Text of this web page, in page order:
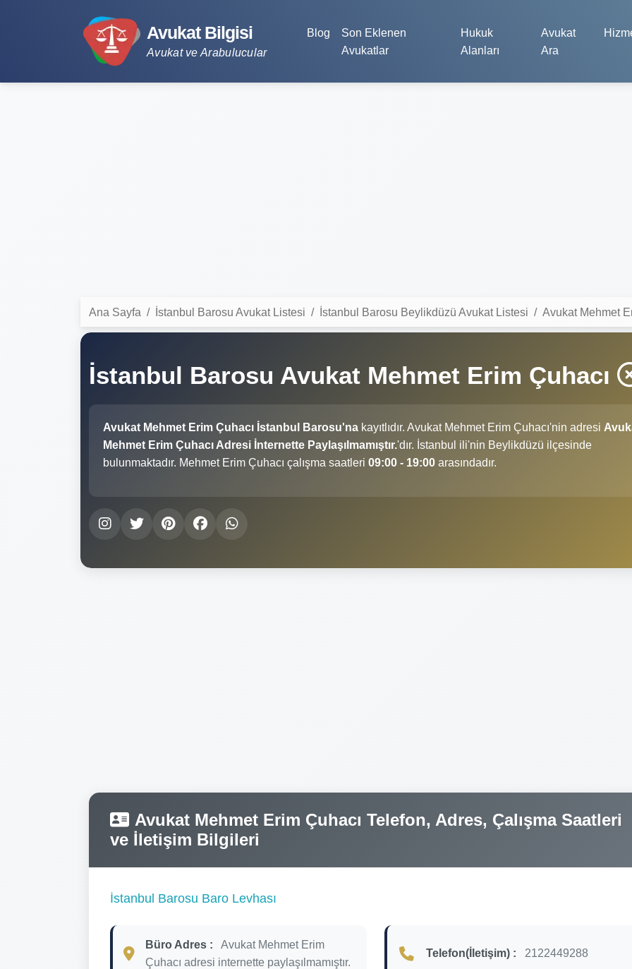
Avukat Bilgisi
Avukat ve Arabulucular
Blog
Son Eklenen
Avukatlar
Hukuk
Alanları
Avukat
Ara
Ana Sayfa İstanbul Barosu Avukat Listesi İstanbul Barosu Beylikdüzü Avukat Listesi Avukat Mehmet
İstanbul Barosu Avukat Mehmet Erim Çuhacı
Avukat Mehmet Erim Çuhacı İstanbul Barosu'na kayıtlıdır. Avukat Mehmet Erim Çuhacı'nin adresi
Mehmet Erim Çuhacı Adresi İnternette Paylaşılmamıştır.'dır. İstanbul ili'nin Beylikdüzü ilçesinde
bulunmaktadır. Mehmet Erim Çuhacı çalışma saatleri 09:00 - 19:00 arasındadır.
Avukat Mehmet Erim Çuhacı Telefon, Adres, Çalışma Saatleri
ve İletişim Bilgileri
İstanbul Barosu Baro Levhası
Büro Adres :
Avukat Mehmet Erim
Çuhacı adresi internette paylaşılmamıştır.
Telefon(İletişim) : 2122449288